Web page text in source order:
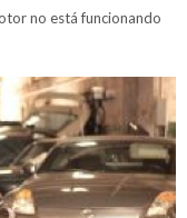
no está funcionando